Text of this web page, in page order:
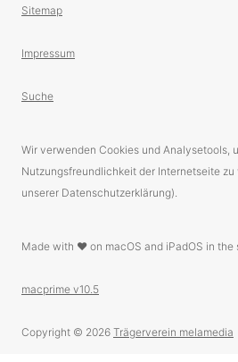
Sitemap
Impressum
Suche
Wir verwenden Cookies und Analysetools,
Nutzungsfreundlichkeit der Internetseite
unserer Datenschutzerklärung).
Made with ❤️ on macOS and iPadOS in
macprime v10.5
Copyright © 2026 Trägerverein melamedia